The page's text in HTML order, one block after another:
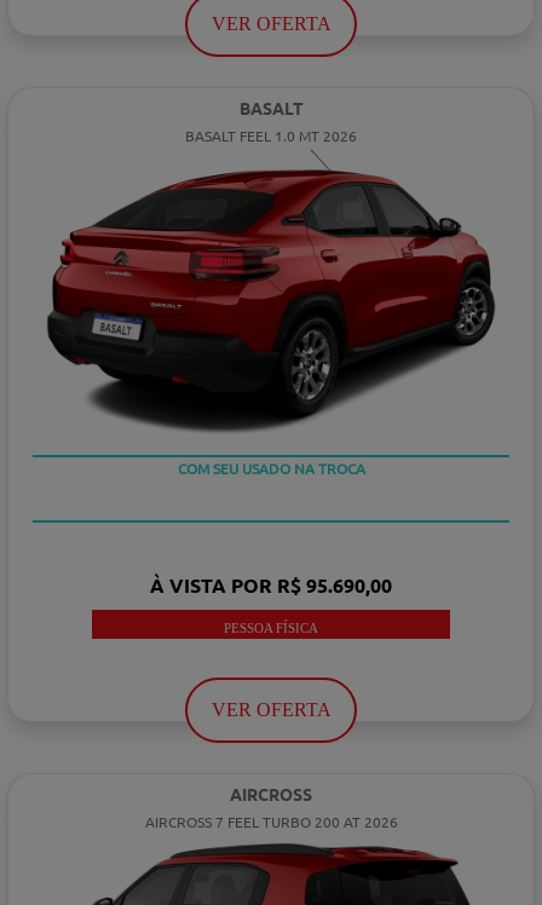
VER OFERTA
BASALT
BASALT FEEL 1.0 MT 2026
À VISTA POR R$ 95.690,00
PESSOA FÍSICA
VER OFERTA
AIRCROSS
AIRCROSS 7 FEEL TURBO 200 AT 2026